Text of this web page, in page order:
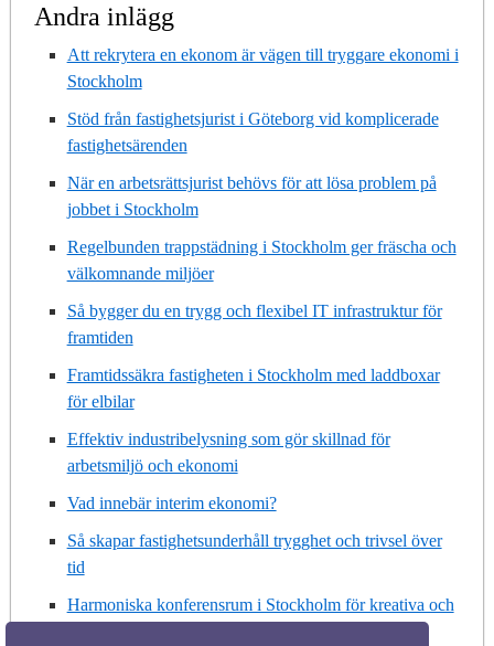
Andra inlägg
Att rekrytera en ekonom är vägen till tryggare ekonomi i
Stockholm
Stöd från fastighetsjurist i Göteborg vid komplicerade
fastighetsärenden
När en arbetsrättsjurist behövs för att lösa problem på
jobbet i Stockholm
Regelbunden trappstädning i Stockholm ger fräscha och
välkomnande miljöer
Så bygger du en trygg och flexibel IT infrastruktur för
framtiden
Framtidssäkra fastigheten i Stockholm med laddboxar
för elbilar
Effektiv industribelysning som gör skillnad för
arbetsmiljö och ekonomi
Vad innebär interim ekonomi?
Så skapar fastighetsunderhåll trygghet och trivsel över
tid
Harmoniska konferensrum i Stockholm för kreativa och